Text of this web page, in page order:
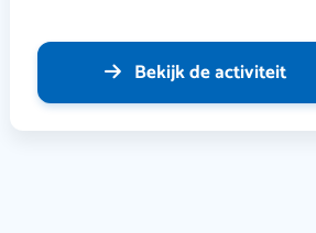
Bekijk de activiteit